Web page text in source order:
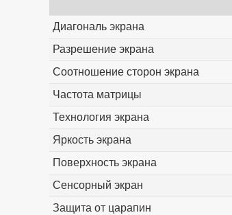
Диагональ экрана
Разрешение экрана
Соотношение сторон экрана
Частота матрицы
Технология экрана
Яркость экрана
Поверхность экрана
Сенсорный экран
Защита от царапин